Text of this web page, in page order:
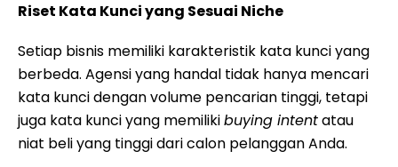
Riset Kata Kunci yang Sesuai Niche
Setiap bisnis memiliki karakteristik kata kunci yang
berbeda. Agensi yang handal tidak hanya mencari
kata kunci dengan volume pencarian tinggi, tetapi
juga kata kunci yang memilikibuying intentatau
niat beli yang tinggi dari calon pelanggan Anda.